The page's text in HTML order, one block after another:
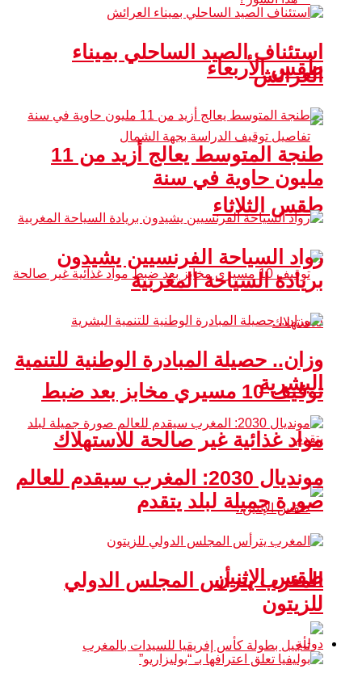
طقس الأربعاء
طقس الثلاثاء
توقيف 10 مسيري مخابز بعد ضبط
مواد غذائية غير صالحة للاستهلاك
طقس الإثنين
استئناف الصيد الساحلي بميناء
العرائش
طنجة المتوسط يعالج أزيد من 11
مليون حاوية في سنة
رواد السياحة الفرنسيين يشيدون
بريادة السياحة المغربية
وزان.. حصيلة المبادرة الوطنية للتنمية
البشرية
مونديال 2030: المغرب سيقدم للعالم
صورة جميلة لبلد يتقدم
المغرب يترأس المجلس الدولي
للزيتون
دولية